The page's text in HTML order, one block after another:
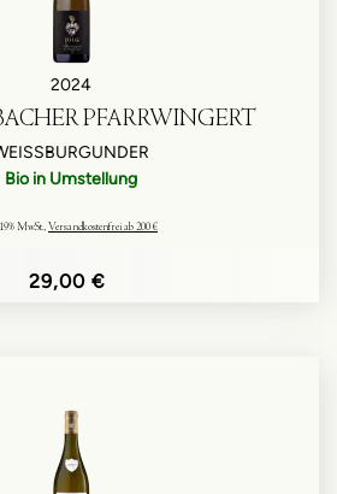
2024
PFARRWINGERT
Bio in Umstellung
29,00 €
MwSt., Versandkostenfrei ab 200 €